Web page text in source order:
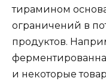
тирамином
ограничений в
продуктов.
и некоторые